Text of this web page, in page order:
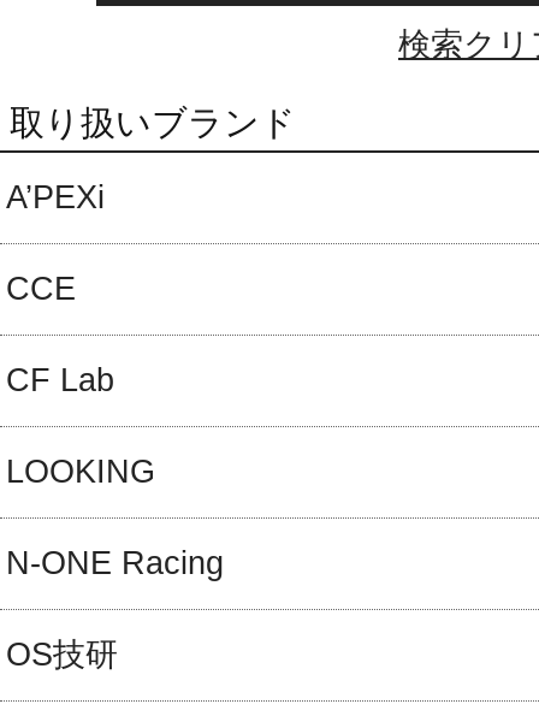
検索クリ
取り扱いブランド
A’PEXi
CCE
CF Lab
LOOKING
N-ONE Racing
OS技研